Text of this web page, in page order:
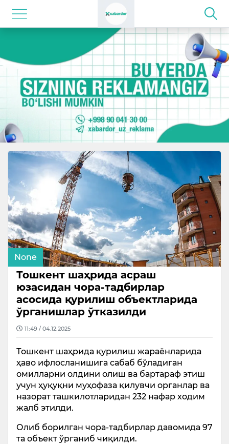
None
Тошкент шаҳрида асраш
юзасидан чора-тадбирлар
асосида қурилиш объектларида
ўрганишлар ўтказилди
11:49 / 04.12.2025
Тошкент шаҳрида қурилиш жараёнларида
ҳаво ифлосланишига сабаб бўладиган
омилларни олдини олиш ва бартараф этиш
учун ҳуқуқни муҳофаза қилувчи органлар ва
назорат ташкилотларидан 232 нафар ходим
жалб этилди.
Олиб борилган чора-тадбирлар давомида 97
та объект ўрганиб чиқилди.